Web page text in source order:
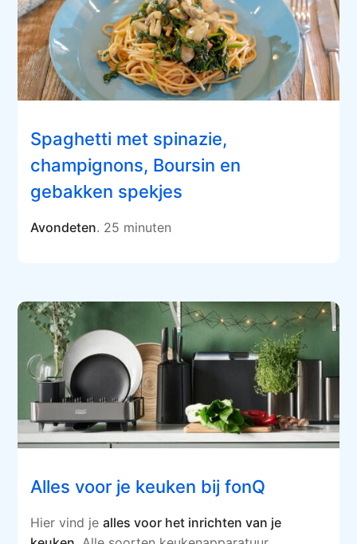
Spaghetti met spinazie,
champignons, Boursin en
gebakken spekjes
Avondeten. 25 minuten
Alles voor je keuken bij fonQ
Hier vind jealles voor het inrichten van je